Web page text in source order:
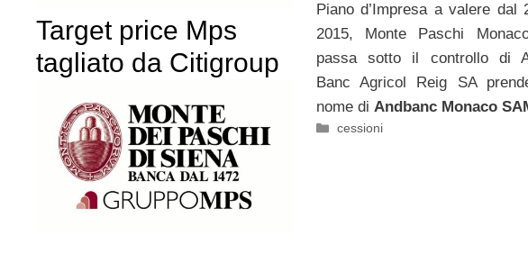
Piano d’Impresa a valere dal
2015, Monte Paschi
passa sotto il controllo di
Banc Agricol Reig SA
nome di Andbanc Monaco
Categorie
cessioni
Target price Mps
tagliato da Citigroup